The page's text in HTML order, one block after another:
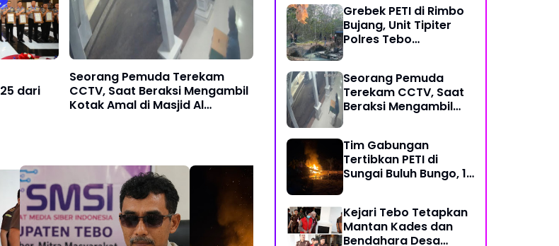
dari
Seorang Pemuda Terekam
CCTV, Saat Beraksi Mengambil
Kotak Amal di Masjid Al
Seorang Pemuda
Grebek PETI di Rimbo
Bujang, Unit Tipiter
Polres Tebo
Cara Dibakar
Seorang Pemuda
Terekam CCTV, Saat
Beraksi Mengambil
Tim Gabungan
Tertibkan PETI di
Sungai Buluh Bungo, 15
Kejari Tebo Tetapkan
Mantan Kades dan
Bendahara Desa